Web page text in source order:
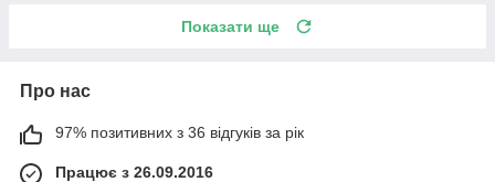
Показати ще
Про нас
97% позитивних з 36 відгуків за рік
Працює з 26.09.2016